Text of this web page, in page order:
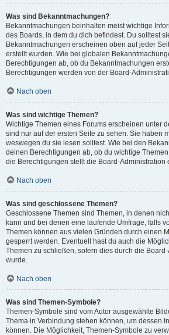
Was sind Bekanntmachungen?
Bekanntmachungen beinhalten meist wichtige
des Boards, in dem du dich befindest. Du solltest
Bekanntmachungen erscheinen oben auf jeder
erstellt wurden. Wie bei globalen
Berechtigungen ab, ob du Bekanntmachungen
Berechtigungen werden von der Board-
Nach oben
Was sind wichtige Themen?
Wichtige Themen eines Forums erscheinen unter
sind nur auf der ersten Seite zu sehen. Sie haben
weswegen du sie lesen solltest. Wie bei den
deinen Berechtigungen ab, ob du wichtige
die Berechtigungen stellt die Board-Administration
Nach oben
Was sind geschlossene Themen?
Geschlossene Themen sind Themen, in denen
kann und bei denen eine laufende Umfrage, falls
Themen können aus vielen Gründen durch einen
gesperrt werden. Eventuell hast du auch die
Themen zu schließen, sofern dies durch die
wurde.
Nach oben
Was sind Themen-Symbole?
Themen-Symbole sind vom Autor ausgewählte
Thema in Verbindung stehen können, um dessen
können. Die Möglichkeit, Themen-Symbole zu